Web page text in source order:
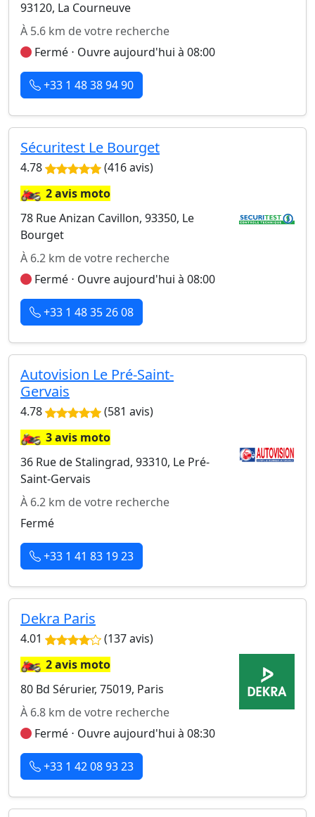
93120, La Courneuve
À 5.6 km de votre recherche
Fermé ⋅ Ouvre aujourd'hui à 08:00
+33 1 48 38 94 90
Sécuritest Le Bourget
4.78 (416 avis)
🏍️2 avis moto
78 Rue Anizan Cavillon, 93350, Le
Bourget
À 6.2 km de votre recherche
Fermé ⋅ Ouvre aujourd'hui à 08:00
+33 1 48 35 26 08
Autovision Le Pré-Saint-
Gervais
4.78 (581 avis)
🏍️3 avis moto
36 Rue de Stalingrad, 93310, Le Pré-
Saint-Gervais
À 6.2 km de votre recherche
Fermé
+33 1 41 83 19 23
Dekra Paris
4.01 (137 avis)
🏍️2 avis moto
80 Bd Sérurier, 75019, Paris
À 6.8 km de votre recherche
Fermé ⋅ Ouvre aujourd'hui à 08:30
+33 1 42 08 93 23